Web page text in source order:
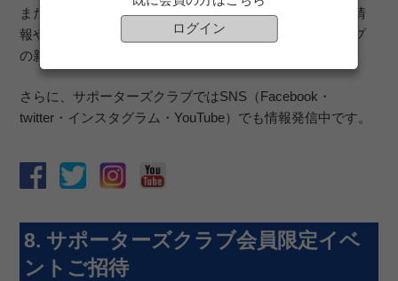
また、会員にはチケット発売時期に合わせチケット詳細情
報やイベントの開催・ご招待情報、オフィシャルショップ
の新商品情報などメールマガジンで配信しております。
さらに、サポーターズクラブではSNS（Facebook・
twitter・インスタグラム・YouTube）でも情報発信中です。
8. サポーターズクラブ会員限定イベ
ントご招待
ログイン